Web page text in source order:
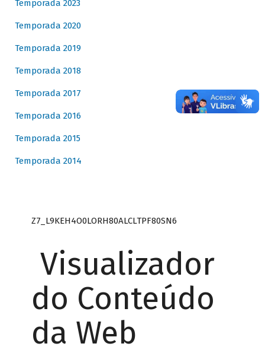
Temporada 2023
Temporada 2020
Temporada 2019
Temporada 2018
Temporada 2017
Temporada 2016
Temporada 2015
Temporada 2014
Z7_L9KEH4O0LORH80ALCLTPF80SN6
Visualizador
do Conteúdo
da Web